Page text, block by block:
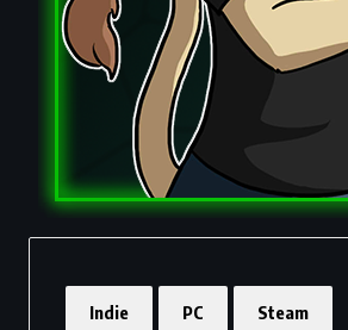
Indie PC Steam